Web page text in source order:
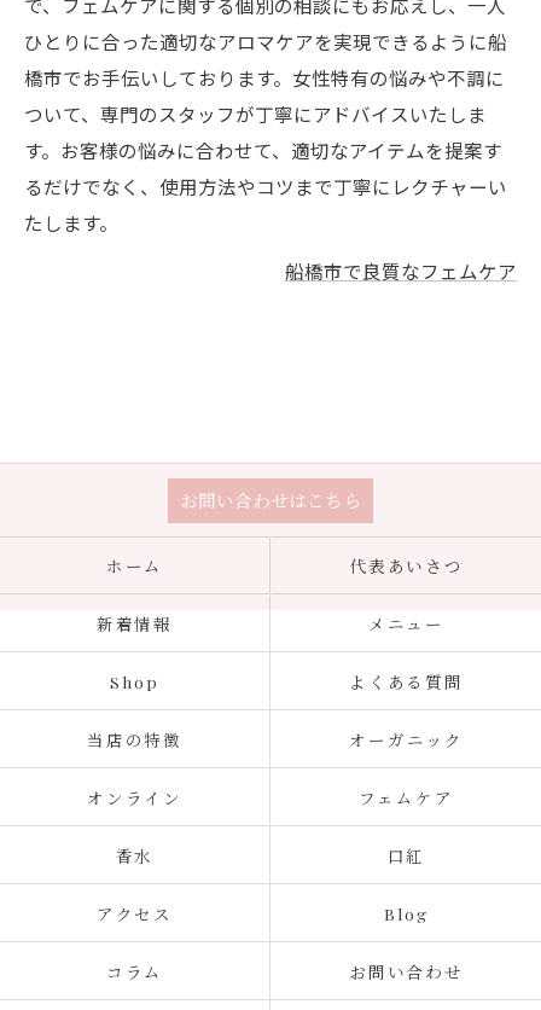
ひとりに合った適切なアロマケアを実現できるように船
橋市でお手伝いしております。女性特有の悩みや不調に
ついて、専門のスタッフが丁寧にアドバイスいたしま
す。お客様の悩みに合わせて、適切なアイテムを提案す
るだけでなく、使用方法やコツまで丁寧にレクチャーい
たします。
船橋市で良質なフェムケア
お問い合わせはこちら
ホーム 代表あいさつ
新着情報 メニュー
Shop よくある質問
当店の特徴 オーガニック
オンライン フェムケア
香水 口紅
アクセス Blog
コラム お問い合わせ